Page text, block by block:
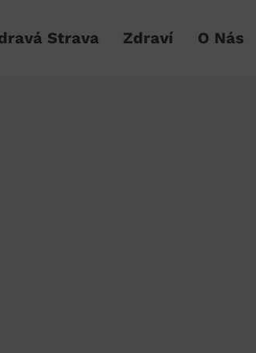
Strava Zdraví O Nás